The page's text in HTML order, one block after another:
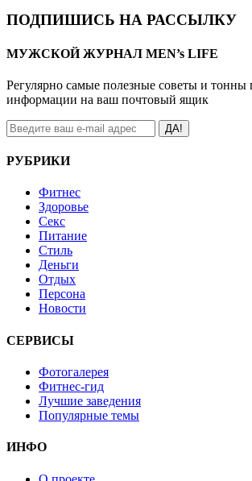
ПОДПИШИСЬ НА РАССЫЛКУ
МУЖСКОЙ ЖУРНАЛ MEN’s LIFE
Регулярно самые полезные советы и тонны
информации на ваш почтовый ящик
ДА!
РУБРИКИ
Фитнес
Здоровье
Секс
Питание
Стиль
Деньги
Отдых
Персона
Новости
СЕРВИСЫ
Фотогалерея
Фитнес-гид
Лучшие заведения
Популярные темы
ИНФО